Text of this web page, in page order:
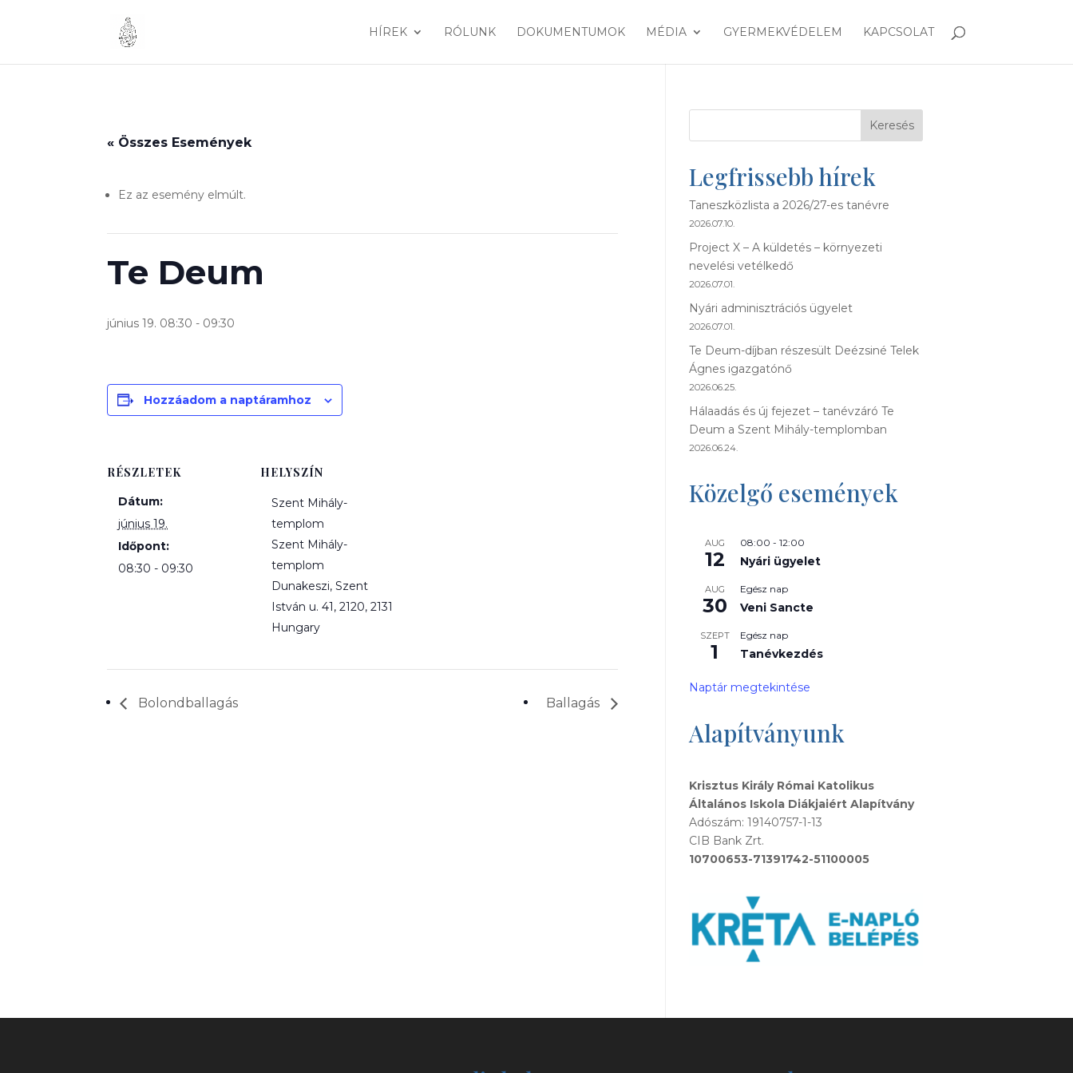
HÍREK RÓLUNK DOKUMENTUMOK MÉDIA GYERMEKVÉDELEM KAPCSOLAT
« Összes Események
Ez az esemény elmúlt.
Te Deum
június 19. 08:30 - 09:30
Hozzáadom a naptáramhoz
RÉSZLETEK
Dátum:
június 19.
Időpont:
08:30 - 09:30
HELYSZÍN
Szent Mihály-
templom
Szent Mihály-
templom
Dunakeszi, Szent
István u. 41, 2120, 2131
Hungary
Bolondballagás Ballagás
Keresés
Legfrissebb hírek
Taneszközlista a 2026/27-es tanévre
2026.07.10.
Project X – A küldetés – környezeti
nevelési vetélkedő
2026.07.01.
Nyári adminisztrációs ügyelet
2026.07.01.
Te Deum-díjban részesült Deézsiné Telek
Ágnes igazgatónő
2026.06.25.
Hálaadás és új fejezet – tanévzáró Te
Deum a Szent Mihály-templomban
2026.06.24.
Közelgő események
AUG
12
08:00 -12:00
Nyári ügyelet
AUG
30
Egész nap
Veni Sancte
SZEPT
1
Egész nap
Tanévkezdés
Naptár megtekintése
Alapítványunk
Krisztus Király Római Katolikus
Általános Iskola Diákjaiért Alapítvány
Adószám: 19140757-1-13
CIB Bank Zrt.
10700653-71391742-51100005